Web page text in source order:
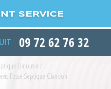
SERVICE
09 72 62 76 32
Limousin /
Fosse Septique Glandon